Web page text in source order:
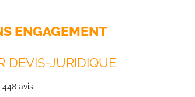
ENGAGEMENT
DEVIS-JURIDIQUE
448 avis